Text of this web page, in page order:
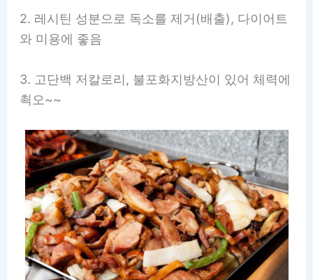
2. 레시틴 성분으로 독소를 제거(배출), 다이어트
와 미용에 좋음
3. 고단백 저칼로리, 불포화지방산이 있어 체력에
쵝오~~